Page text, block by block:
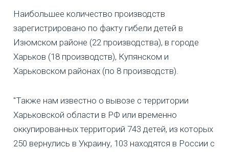
Наибольшее количество производств
зарегистрировано по факту гибели детей в
Изюмском районе (22 производства), в городе
Харьков (18 производств), Купянском и
Харьковском районах (по 8 производств).
"Также нам известно о вывозе с территории
Харьковской области в РФ или временно
оккупированных территорий 743 детей, из которых
250 вернулись в Украину, 103 находятся в России с